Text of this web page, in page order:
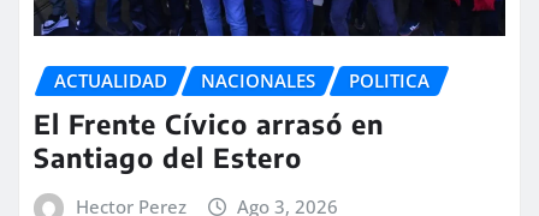
ACTUALIDAD NACIONALES POLITICA
El Frente Cívico arrasó en
Santiago del Estero
Hector Perez Ago 3, 2026